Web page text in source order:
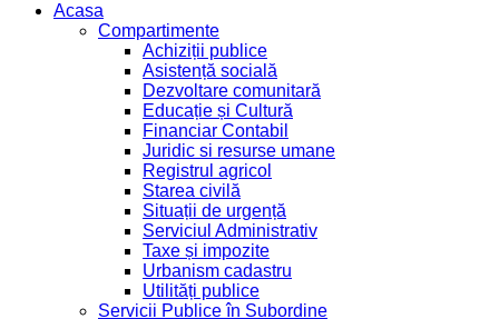
Acasa
Compartimente
Achiziții publice
Asistență socială
Dezvoltare comunitară
Educație și Cultură
Financiar Contabil
Juridic si resurse umane
Registrul agricol
Starea civilă
Situații de urgență
Serviciul Administrativ
Taxe și impozite
Urbanism cadastru
Utilități publice
Servicii Publice în Subordine